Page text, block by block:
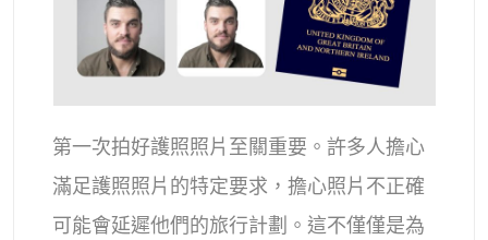
支援的人工智慧模型
Seedance 2.0 Kling 2.6 Motion Control Veo 3.1
Hailuo 2.3
浮水印去除器
背景去除劑
照片修復
第一次拍好護照照片至關重要。許多人擔心
滿足護照照片的特定要求，擔心照片不正確
可能會延遲他們的旅行計劃。這不僅僅是為